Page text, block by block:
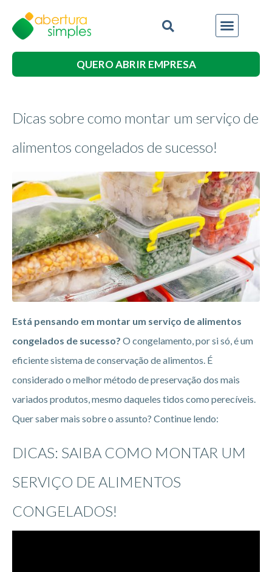
QUERO ABRIR EMPRESA
Dicas sobre como montar um serviço de
alimentos congelados de sucesso!
Está pensando em montar um serviço de alimentos
congelados de sucesso? O congelamento, por si só, é um
eficiente sistema de conservação de alimentos. É
considerado o melhor método de preservação dos mais
variados produtos, mesmo daqueles tidos como perecíveis.
Quer saber mais sobre o assunto? Continue lendo:
DICAS: SAIBA COMO MONTAR UM
SERVIÇO DE ALIMENTOS
CONGELADOS!